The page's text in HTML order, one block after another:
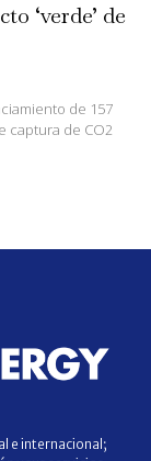
‘verde’ de
de 157
captura de CO2
e internacional;